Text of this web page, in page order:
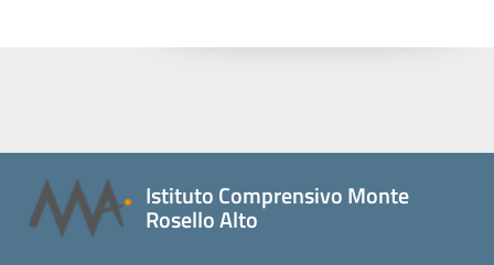
Istituto Comprensivo Monte
Rosello Alto